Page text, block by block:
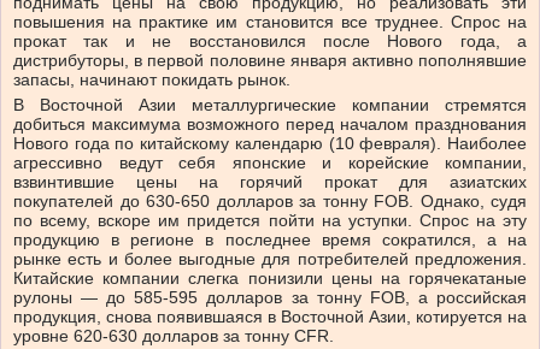
повышения на практике им становится все труднее. Спрос на
прокат так и не восстановился после Нового года, а
дистрибуторы, в первой половине января активно пополнявшие
запасы, начинают покидать рынок.
В Восточной Азии металлургические компании стремятся
добиться максимума возможного перед началом празднования
Нового года по китайскому календарю (10 февраля). Наиболее
агрессивно ведут себя японские и корейские компании,
взвинтившие цены на горячий прокат для азиатских
покупателей до 630-650 долларов за тонну FOB. Однако, судя
по всему, вскоре им придется пойти на уступки. Спрос на эту
продукцию в регионе в последнее время сократился, а на
рынке есть и более выгодные для потребителей предложения.
Китайские компании слегка понизили цены на горячекатаные
рулоны — до 585-595 долларов за тонну FOB, а российская
продукция, снова появившаяся в Восточной Азии, котируется на
уровне 620-630 долларов за тонну CFR.